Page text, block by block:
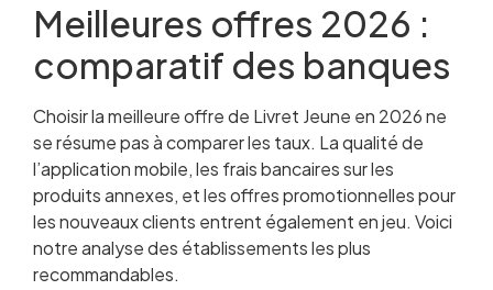
Meilleures offres 2026 :
comparatif des banques
Choisir la meilleure offre de Livret Jeune en 2026 ne
se résume pas à comparer les taux. La qualité de
l’application mobile, les frais bancaires sur les
produits annexes, et les offres promotionnelles pour
les nouveaux clients entrent également en jeu. Voici
notre analyse des établissements les plus
recommandables.